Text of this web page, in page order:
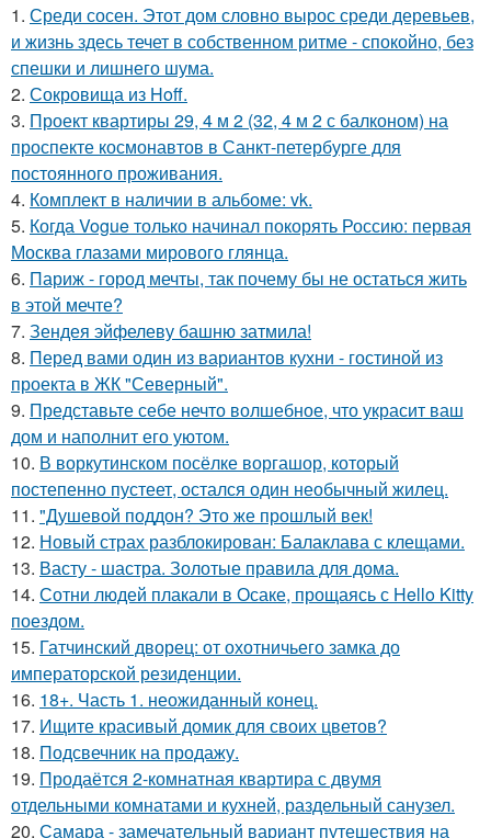
1. Среди сосен. Этот дом словно вырос среди деревьев,
и жизнь здесь течет в собственном ритме - спокойно, без
спешки и лишнего шума.
2. Сокровища из Hoff.
3. Проект квартиры 29, 4 м 2 (32, 4 м 2 с балконом) на
проспекте космонавтов в Санкт-петербурге для
постоянного проживания.
4. Комплект в наличии в альбоме: vk.
5. Когда Vogue только начинал покорять Россию: первая
Москва глазами мирового глянца.
6. Париж - город мечты, так почему бы не остаться жить
в этой мечте?
7. Зендея эйфелеву башню затмила!
8. Перед вами один из вариантов кухни - гостиной из
проекта в ЖК "Северный".
9. Представьте себе нечто волшебное, что украсит ваш
дом и наполнит его уютом.
10. В воркутинском посёлке воргашор, который
постепенно пустеет, остался один необычный жилец.
11. "Душевой поддон? Это же прошлый век!
12. Новый страх разблокирован: Балаклава с клещами.
13. Васту - шастра. Золотые правила для дома.
14. Сотни людей плакали в Осаке, прощаясь с Hello Kitty
поездом.
15. Гатчинский дворец: от охотничьего замка до
императорской резиденции.
16. 18+. Часть 1. неожиданный конец.
17. Ищите красивый домик для своих цветов?
18. Подсвечник на продажу.
19. Продаётся 2-комнатная квартира с двумя
отдельными комнатами и кухней, раздельный санузел.
20. Самара - замечательный вариант путешествия на